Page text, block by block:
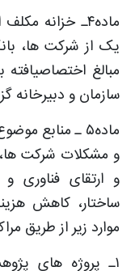
ماده۴ـ خزانه
یک از شرکت­ ها،
مبالغ اختصاص­یافته
سازمان و دبیرخانه
ماده۵ ـ منابع
و مشکلات شرکت­
و ارتقای فناوری
ساختار، کاهش
موارد زیر از طریق
۱ـ پروژه ­های